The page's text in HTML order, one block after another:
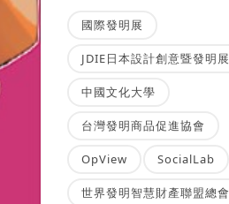
國際發明展
JDIE日本設計創意暨發明展
中國文化大學
台灣發明商品促進協會
OpView SocialLab
世界發明智慧財產聯盟總會